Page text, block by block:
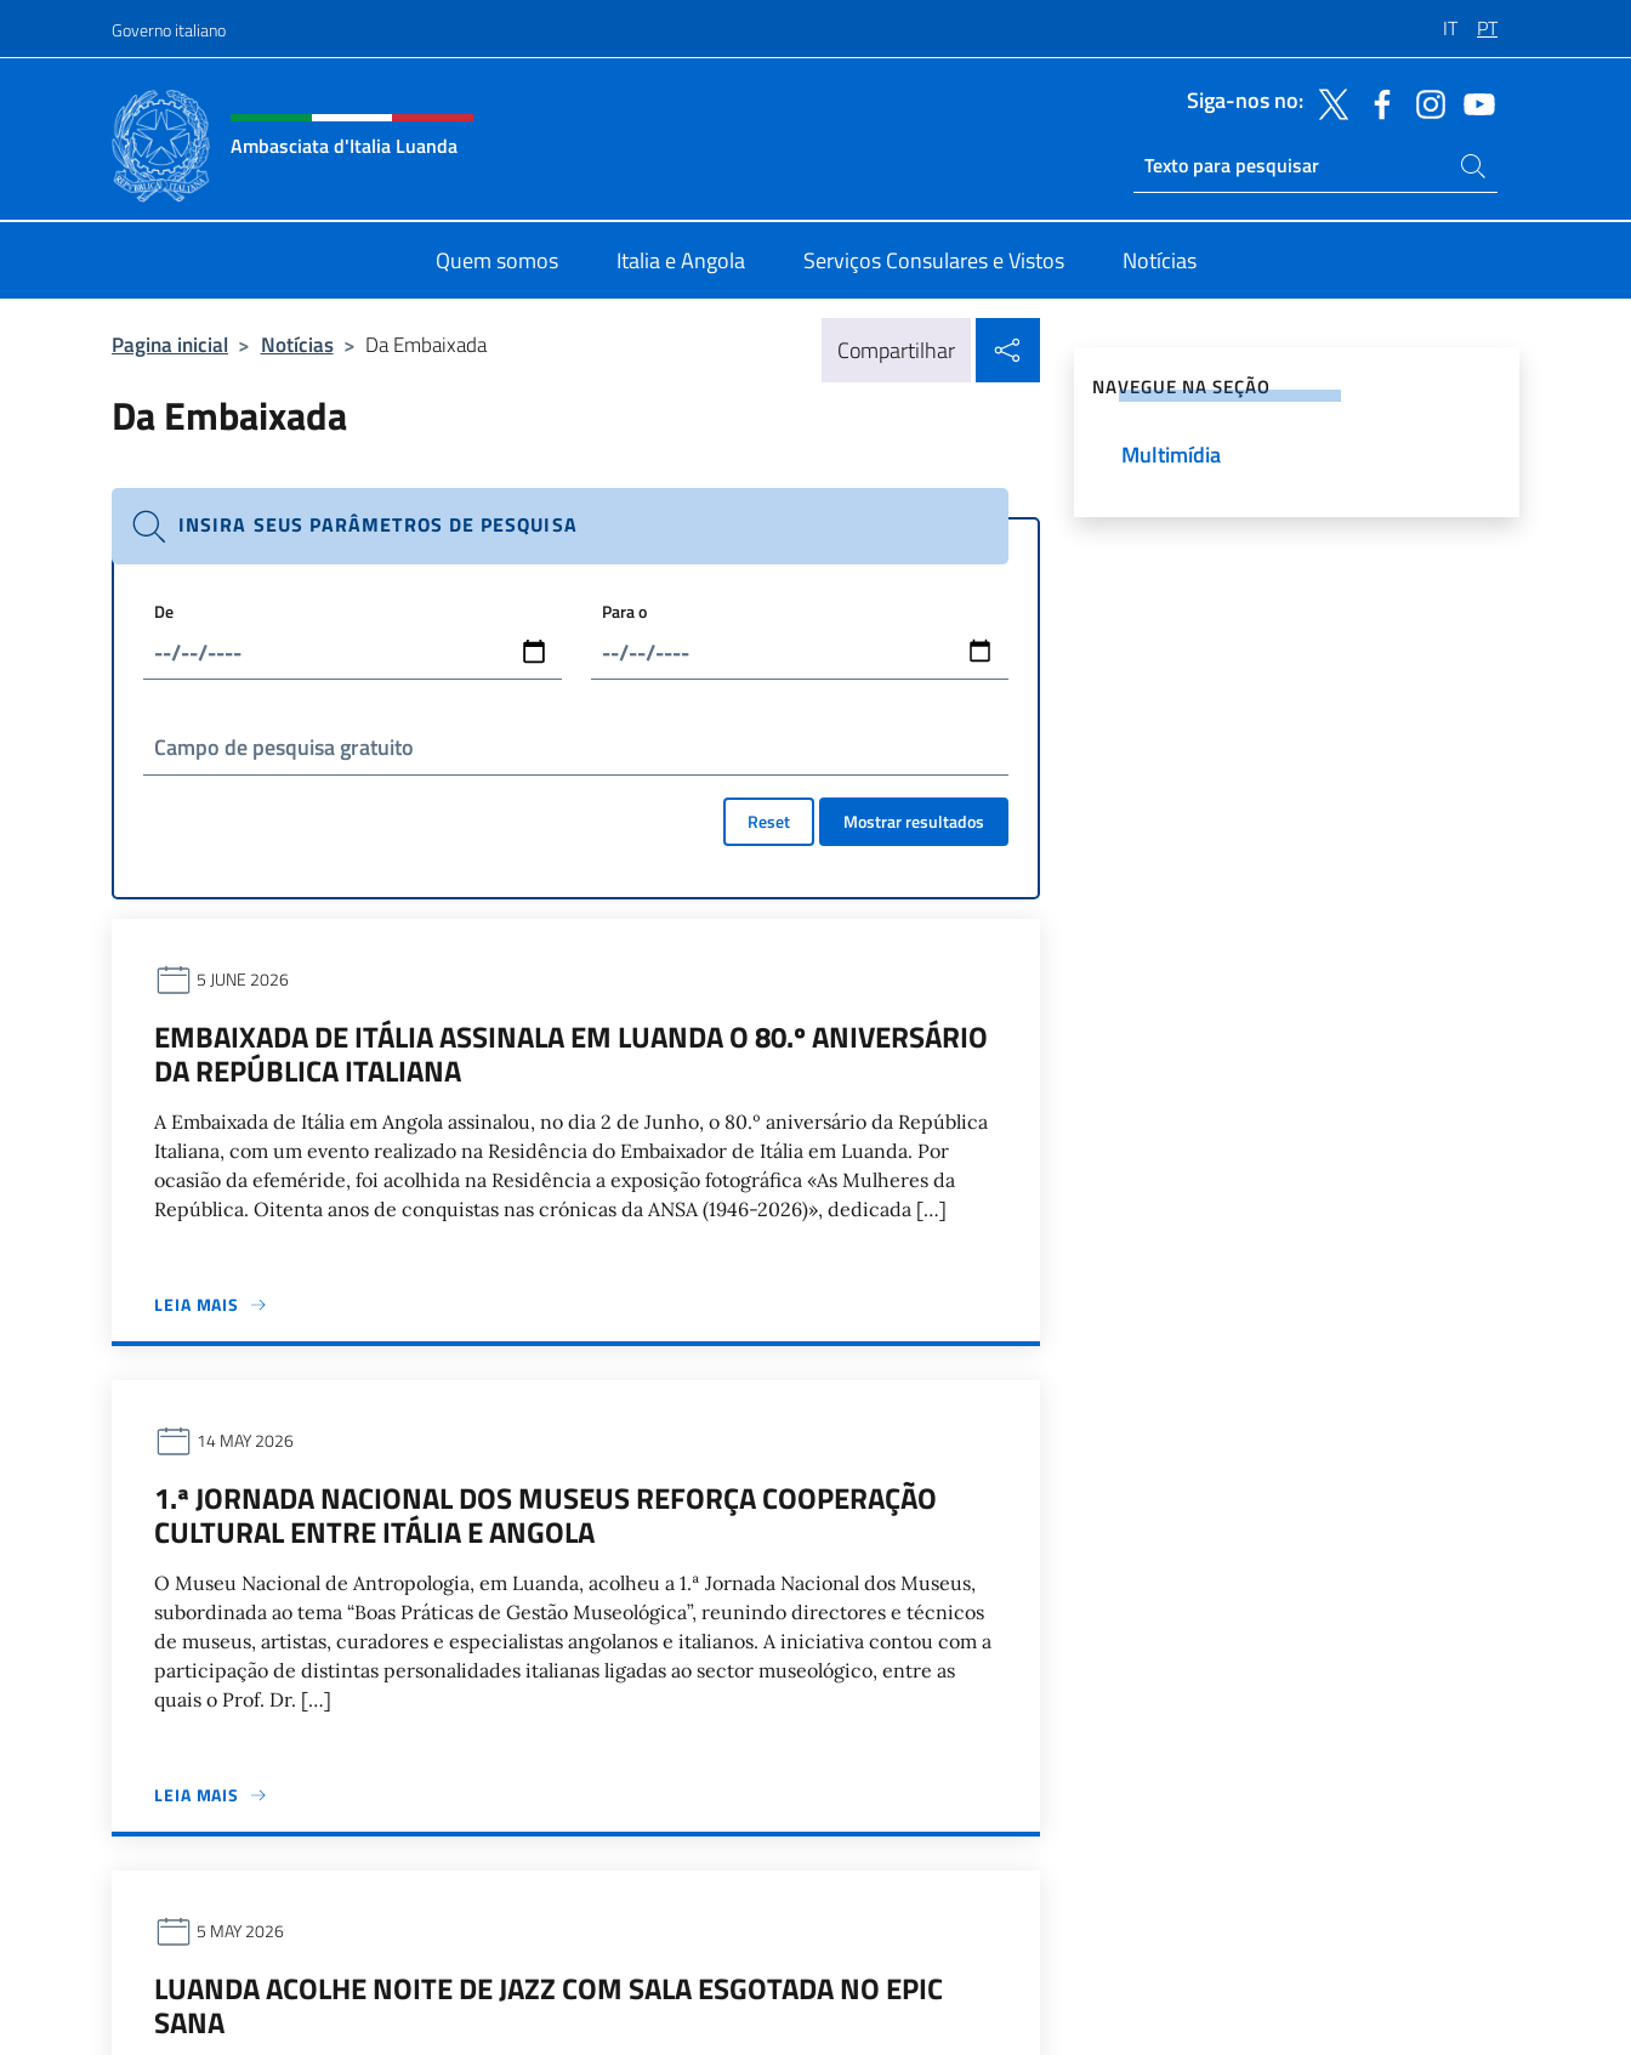
Governo italiano IT PT
Site, social e cabeçalho do menu
Ambasciata d'Italia Luanda
Siga-nos no:
Ricerca sito live
Pesquise no site
Quem somos Italia e Angola Serviços Consulares e Vistos Notícias
Pagina inicial > Notícias > Da Embaixada Compartilhar
Da Embaixada
INSIRA SEUS PARÂMETROS DE PESQUISA
De Para o
Campo de pesquisa gratuito
Reset Mostrar resultados
5 JUNE 2026
EMBAIXADA DE ITÁLIA ASSINALA EM LUANDA O 80.º ANIVERSÁRIO
DA REPÚBLICA ITALIANA
A Embaixada de Itália em Angola assinalou, no dia 2 de Junho, o 80.º aniversário da República
Italiana, com um evento realizado na Residência do Embaixador de Itália em Luanda. Por
ocasião da efeméride, foi acolhida na Residência a exposição fotográfica «As Mulheres da
República. Oitenta anos de conquistas nas crónicas da ANSA (1946-2026)», dedicada […]
LEIA MAIS
14 MAY 2026
1.ª JORNADA NACIONAL DOS MUSEUS REFORÇA COOPERAÇÃO
CULTURAL ENTRE ITÁLIA E ANGOLA
O Museu Nacional de Antropologia, em Luanda, acolheu a 1.ª Jornada Nacional dos Museus,
subordinada ao tema “Boas Práticas de Gestão Museológica”, reunindo directores e técnicos
de museus, artistas, curadores e especialistas angolanos e italianos. A iniciativa contou com a
participação de distintas personalidades italianas ligadas ao sector museológico, entre as
quais o Prof. Dr. […]
LEIA MAIS
5 MAY 2026
LUANDA ACOLHE NOITE DE JAZZ COM SALA ESGOTADA NO EPIC
SANA
NAVEGUE NA SEÇÃO
Multimídia